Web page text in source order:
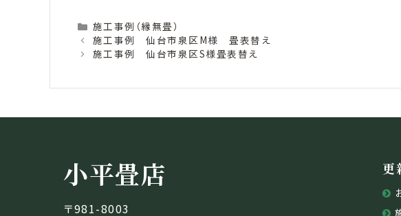
Categories
施工事例（縁無畳）
施工事例 仙台市泉区M様 畳表替え
施工事例 仙台市泉区S様畳表替え
小平畳店
〒981-8003
更